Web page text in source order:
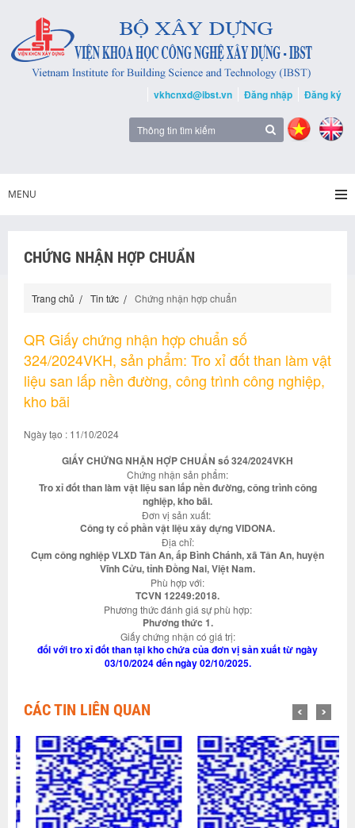
vkhcnxd@ibst.vn Đăng nhập Đăng ký
MENU
CHỨNG NHẬN HỢP CHUẨN
Trang chủ Tin tức Chứng nhận hợp chuẩn
QR Giấy chứng nhận hợp chuẩn số
324/2024VKH, sản phẩm: Tro xỉ đốt than làm vật
liệu san lấp nền đường, công trình công nghiệp,
kho bãi
Ngày tạo : 11/10/2024
GIẤY CHỨNG NHẬN HỢP CHUẨN số 324/2024VKH
Chứng nhận sản phẩm:
Tro xỉ đốt than làm vật liệu san lấp nền đường, công trình công
nghiệp, kho bãi.
Đơn vị sản xuất:
Công ty cổ phần vật liệu xây dựng VIDONA.
Địa chỉ:
Cụm công nghiệp VLXD Tân An, ấp Bình Chánh, xã Tân An, huyện
Vĩnh Cửu, tỉnh Đồng Nai, Việt Nam.
Phù hợp với:
TCVN 12249:2018.
Phương thức đánh giá sự phù hợp:
Phương thức 1.
Giấy chứng nhận có giá trị:
đối với tro xỉ đốt than tại kho chứa của đơn vị sản xuất từ ngày
03/10/2024 đến ngày 02/10/2025.
CÁC TIN LIÊN QUAN